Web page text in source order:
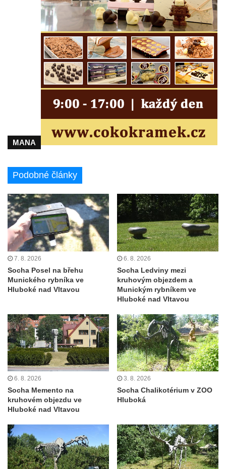
Socha svatého Pavla před kostelem
svatých Petra a Pavla v Jeníkově
Socha svatého Petra před kostelem svatých
Petra a Pavla v Jeníkově
Socha svatého Jana Nepomuckého před
kostelem svatých Petra a Pavla v Jeníkově
Pod obrázkem na Kamenné cestě pod
Plešným
Olžin pád
Socha svatého Rocha na schodišti ke
Vilémově
Socha svatého Jana Nepomuckého na
schodišti ke kostelu Nanebevzetí Panny
Marie ve Vilémově
Socha svatého Šebestiána na schodišti ke
kostelu Nanebevzetí Panny Marie ve
Vilémově
Socha svatého Václava na schodišti ke
kostelu Nanebevzetí Panny Marie ve
Socha svaté Rosalie (Rozálie) na schodišti
ke kostelu Nanebevzetí Panny Marie ve
Vilémově
Socha svatého Vojtěcha na schodišti ke
kostelu Nanebevzetí Panny Marie ve
Vilémově
Socha putti II. na schodišti ke kostelu
Socha putti I. na schodišti ke kostelu
Nanebevzetí Panny Marie ve Vilémově
Socha svaté Anny na mostě přes
MANA
Podobné články
7. 8. 2026
Socha Posel na břehu
Munického rybníka ve
Hluboké nad Vltavou
6. 8. 2026
Socha Ledviny mezi
kruhovým objezdem a
Munickým rybníkem ve
Hluboké nad Vltavou
6. 8. 2026
Socha Memento na
kruhovém objezdu ve
Hluboké nad Vltavou
3. 8. 2026
Socha Chalikotérium v ZOO
Hluboká